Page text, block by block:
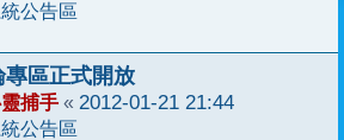
公告區
區正式開放
捕手 « 2012-01-21 21:44
公告區